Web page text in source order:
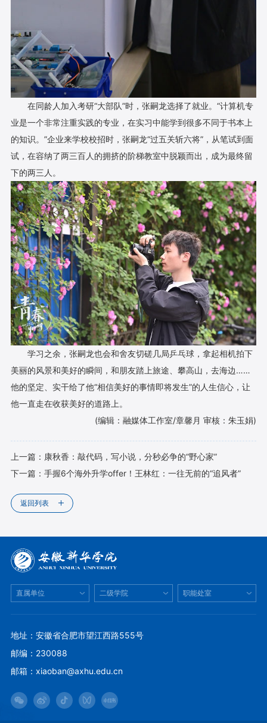
在同龄人加入考研“大部队”时，张嗣龙选择了就业。“计算机专
业是一个非常注重实践的专业，在实习中能学到很多不同于书本上
的知识。”企业来学校校招时，张嗣龙“过五关斩六将”，从笔试到面
试，在容纳了两三百人的拥挤的阶梯教室中脱颖而出，成为最终留
下的两三人。
学习之余，张嗣龙也会和舍友切磋几局乒乓球，拿起相机拍下
美丽的风景和美好的瞬间，和朋友踏上旅途、攀高山，去海边……
他的坚定、实干给了他“相信美好的事情即将发生”的人生信心，让
他一直走在收获美好的道路上。
(编辑：融媒体工作室/章馨月 审核：朱玉娟)
上一篇： 康秋香：敲代码，写小说，分秒必争的“野心家”
下一篇： 手握6个海外升学offer！王林红：一往无前的“追风者”
返回列表
直属单位 二级学院 职能处室
地址：安徽省合肥市望江西路555号
邮编：230088
邮箱：xiaoban@axhu.edu.cn